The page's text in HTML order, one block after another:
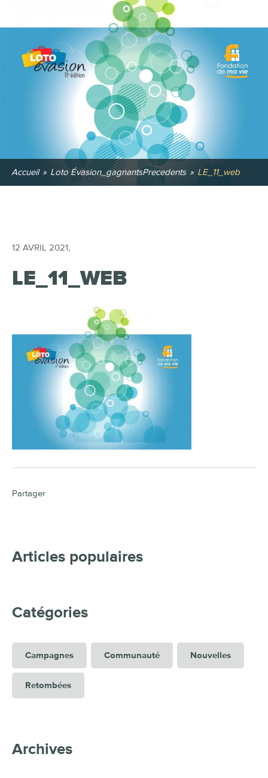
Accueil » Loto Évasion_gagnantsPrecedents » LE_11_web
12 AVRIL 2021 ,
LE_11_WEB
Partager
Articles populaires
Catégories
Campagnes Communauté Nouvelles
Retombées
Archives